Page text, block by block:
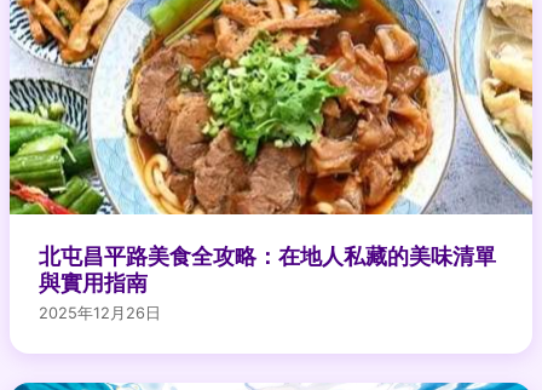
北屯昌平路美食全攻略：在地人私藏的美味清單
與實用指南
2025年12月26日